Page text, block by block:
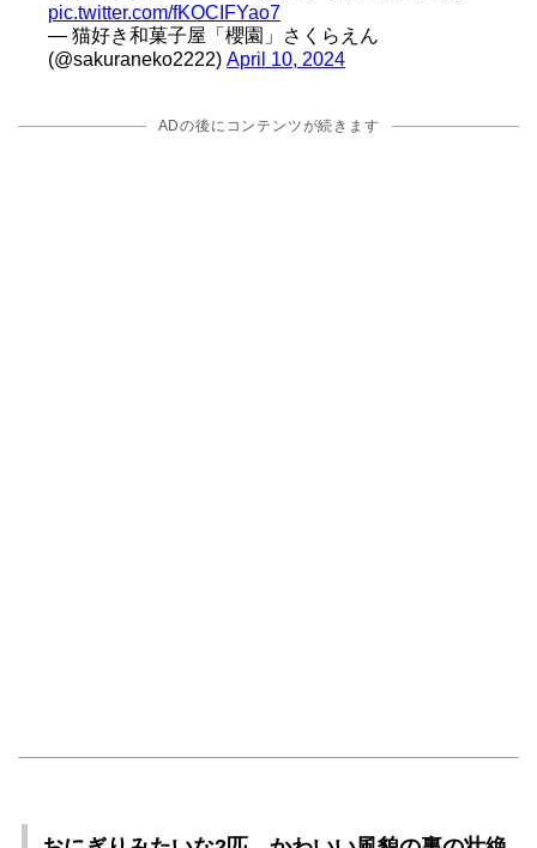
pic.twitter.com/fKOCIFYao7
— 猫好き和菓子屋「櫻園」さくらえん
(@sakuraneko2222) April 10, 2024
ADの後にコンテンツが続きます